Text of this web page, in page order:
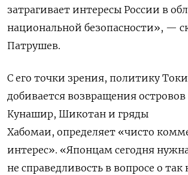
затрагивает интересы России в
национальной безопасности», —
Патрушев.
С его точки зрения, политику
добивается возвращения островов
Кунашир, Шикотан и гряды
Хабомаи, определяет «чисто
интерес». «Японцам сегодня
не справедливость в вопросе о